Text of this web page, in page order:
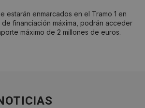
estarán enmarcados en el Tramo 1 en
de financiación máxima, podrán acceder
máximo de 2 millones de euros.